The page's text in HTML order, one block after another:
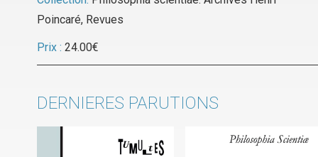
Poincaré, Revues
Prix : 24.00€
DERNIERES PARUTIONS